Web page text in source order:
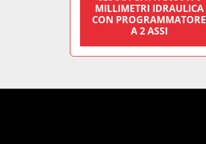
MILLIMETRI IDRAULICA
CON PROGRAMMATORE
A 2 ASSI